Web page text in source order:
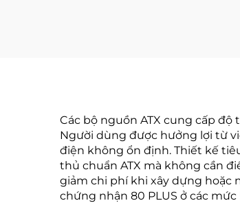
Các bộ nguồn ATX cung cấp
Người dùng được hưởng lợi từ
điện không ổn định. Thiết kế
thủ chuẩn ATX mà không cần
giảm chi phí khi xây dựng hoặc
chứng nhận 80 PLUS ở các